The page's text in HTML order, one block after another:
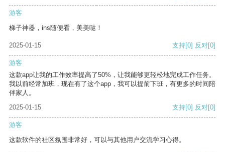
游客
梯子神器，ins随便看，美美哒！
2025-01-15 支持[0] 反对[0]
游客
这款app让我的工作效率提高了50%，让我能够更轻松地完成工作任务。
我以前经常加班，现在有了这个app，我可以提前下班，有更多的时间陪
伴家人。
2025-01-15
支持[0] 反对[0]
游客
这款软件的社区氛围非常好，可以与其他用户交流学习心得。